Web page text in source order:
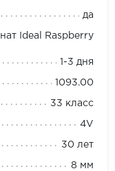
да
Ideal Raspberry
1-3 дня
1093.00
33 класс
4V
30 лет
8 мм